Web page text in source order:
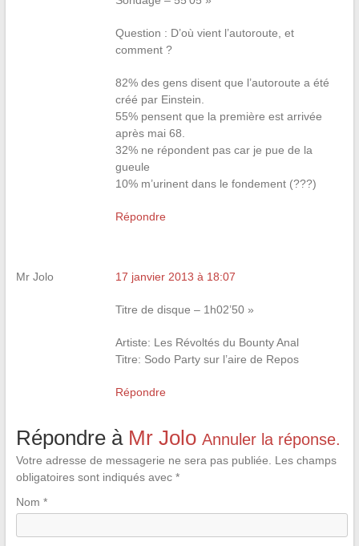
Question : D’où vient l’autoroute, et
comment ?
82% des gens disent que l’autoroute a été
créé par Einstein.
55% pensent que la première est arrivée
après mai 68.
32% ne répondent pas car je pue de la
gueule
10% m’urinent dans le fondement (???)
Répondre
Mr Jolo 17 janvier 2013 à 18:07
Titre de disque – 1h02’50 »
Artiste: Les Révoltés du Bounty Anal
Titre: Sodo Party sur l’aire de Repos
Répondre
Répondre à Mr Jolo Annuler la réponse.
Votre adresse de messagerie ne sera pas publiée.
Les champs
obligatoires sont indiqués avec *
Nom *